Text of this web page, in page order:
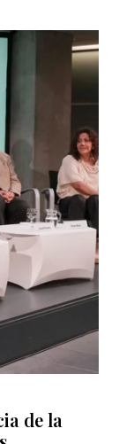
de la